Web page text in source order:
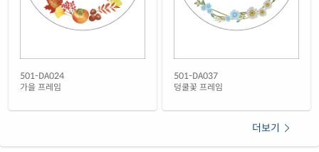
501-DA024
가을 프레임
501-DA037
덩쿨꽃 프레임
더보기